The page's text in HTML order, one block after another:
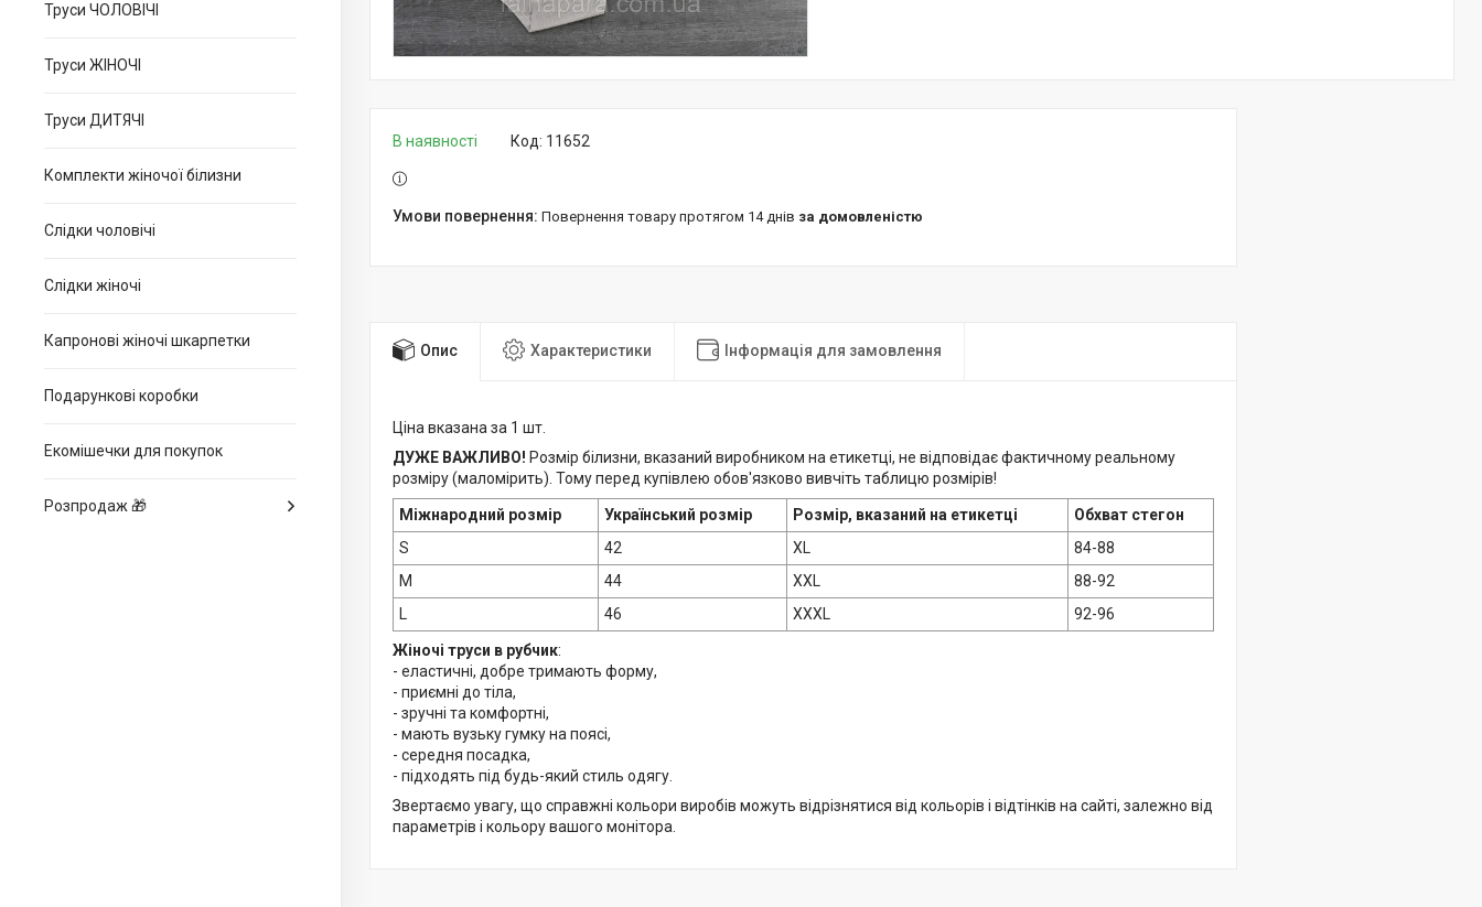
Труси ЧОЛОВІЧІ
Труси ЖІНОЧІ
Труси ДИТЯЧІ
Комплекти жіночої білизни
Слідки чоловічі
Слідки жіночі
Капронові жіночі шкарпетки
Подарункові коробки
Екомішечки для покупок
Розпродаж 🎁
В наявності Код: 11652
повернення товару протягом 14 днів за домовленістю
Опис Характеристики Інформація для замовлення
Ціна вказана за 1 шт.
ДУЖЕ ВАЖЛИВО! Розмір білизни, вказаний виробником на етикетці, не відповідає фактичному реальному
розміру (маломірить). Тому перед купівлею обов'язково вивчіть таблицю розмірів!
Міжнародний розмір Український розмір Розмір, вказаний на етикетці
Обхват стегон
S
42 XL
84-88
M
44 XXL
88-92
L
46 XXXL 92-96
Жіночі труси в рубчик:
- еластичні, добре тримають форму,
- приємні до тіла,
- зручні та комфортні,
- мають вузьку гумку на поясі,
- середня посадка,
- підходять під будь-який стиль одягу.
Звертаємо увагу, що справжні кольори виробів можуть відрізнятися від кольорів і відтінків на сайті, залежно від
параметрів і кольору вашого монітора.